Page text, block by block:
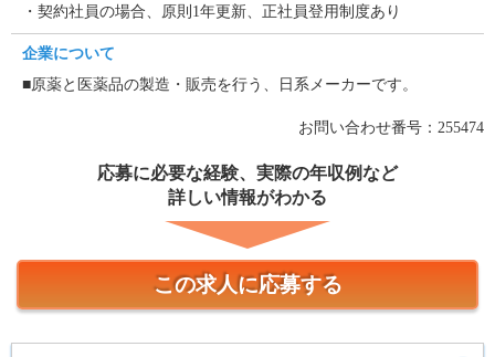
・契約社員の場合、原則1年更新、正社員登用制度あり
企業について
■原薬と医薬品の製造・販売を行う、日系メーカーです。
お問い合わせ番号：255474
応募に必要な経験、実際の年収例など
詳しい情報がわかる
この求人に応募する